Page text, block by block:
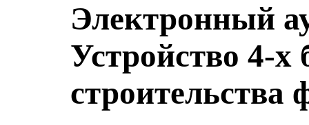
Электронный
Устройство 4-х
строительства